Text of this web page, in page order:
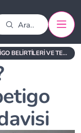
İMPETIGO NEDIR? BEBEKLERDE İMPETIGO BELIRTILERI VE TEDAVISI